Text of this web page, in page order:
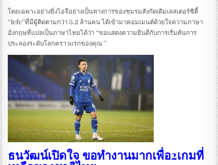
โดยเฉพาะอย่างยิ่งไอจีอย่างเป็นทางการของชมรมสังกัดเดิมเลสเตอร์ซิตี้
“lcfc”ที่มีผู้ติดตามกว่า 5.2 ล้านคน ได้เข้ามาคอมเมนต์ด้วยใจความภาษา
อังกฤษที่แปลเป็นภาษาไทยได้ว่า “ขอแสดงความยินดีกับการเริ่มต้นการ
ประลองระดับโลกคราวแรกของคุณ ”
ธนวัฒน์เปิดใจ ขอทำงานมากเพื่อ2เกมที่